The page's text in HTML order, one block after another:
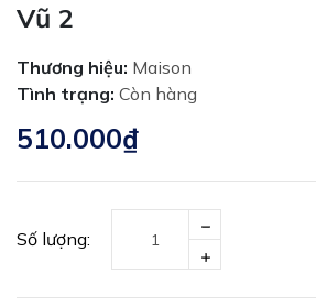
Vũ 2
Thương hiệu: Maison
Tình trạng: Còn hàng
510.000₫
Số lượng: